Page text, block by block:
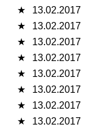
★
13.02.2017
★
13.02.2017
★
13.02.2017
★
13.02.2017
★
13.02.2017
★
13.02.2017
★
13.02.2017
★
13.02.2017